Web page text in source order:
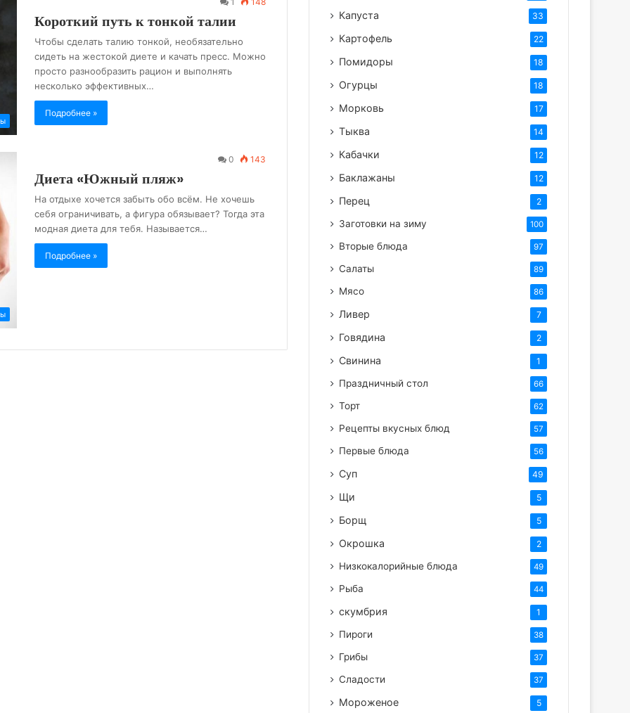
Короткий путь к тонкой талии
Чтобы сделать талию тонкой, необязательно
сидеть на жестокой диете и качать пресс. Можно
просто разнообразить рацион и выполнять
несколько эффективных…
Подробнее »
0 143
Диета «Южный пляж»
На отдыхе хочется забыть обо всём. Не хочешь
себя ограничивать, а фигура обязывает? Тогда эта
модная диета для тебя. Называется…
Подробнее »
Капуста 33
Картофель 22
Помидоры 18
Огурцы 18
Морковь 17
Тыква 14
Кабачки 12
Баклажаны 12
Перец 2
Заготовки на зиму 100
Вторые блюда 97
Салаты 89
Мясо 86
Ливер 7
Говядина 2
Свинина 1
Праздничный стол 66
Торт 62
Рецепты вкусных блюд 57
Первые блюда 56
Суп 49
Щи 5
Борщ 5
Окрошка 2
Низкокалорийные блюда 49
Рыба 44
скумбрия 1
Пироги 38
Грибы 37
Сладости 37
Мороженое 5